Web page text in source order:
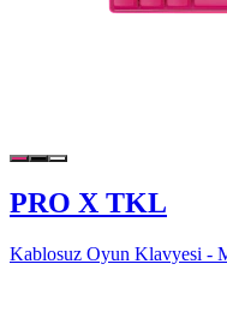
PRO X TKL
Kablosuz Oyun Klavyesi -